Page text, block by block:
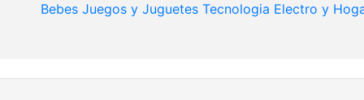
Bebes Juegos y Juguetes Tecnologia Electro y